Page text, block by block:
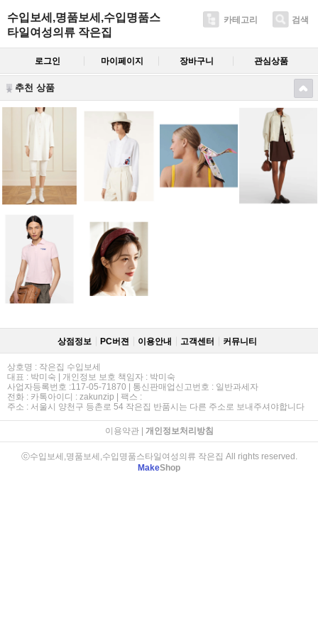
수입보세,명품보세,수입명품스
타일여성의류 작은집
카테고리 검색
로그인 마이페이지 장바구니 관심상품
추천 상품
상점정보 PC버젼 이용안내 고객센터 커뮤니티
상호명 : 작은집 수입보세
대표 : 박미숙 | 개인정보 보호 책임자 : 박미숙
사업자등록번호 :117-05-71870 | 통신판매업신고번호 : 일반과세자
전화 : 카톡아이디 : zakunzip | 팩스 :
주소 : 서울시 양천구 등촌로 54 작은집 반품시는 다른 주소로 보내주셔야합니다
이용약관| 개인정보처리방침
ⓒ수입보세,명품보세,수입명품스타일여성의류 작은집 All rights reserved.
MakeShop